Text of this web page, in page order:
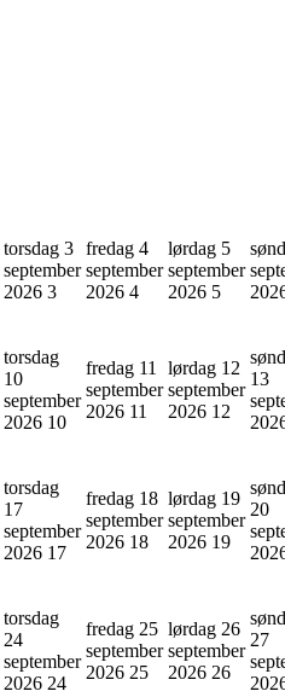
torsdag 3
september
2026 3
fredag 4
september
2026 4
lørdag 5
september
2026 5
torsdag
10
september
2026 10
fredag 11
september
2026 11
lørdag 12
september
2026 12
13
torsdag
17
september
2026 17
fredag 18
september
2026 18
lørdag 19
september
2026 19
20
torsdag
24
september
2026 24
fredag 25
september
2026 25
lørdag 26
september
2026 26
27